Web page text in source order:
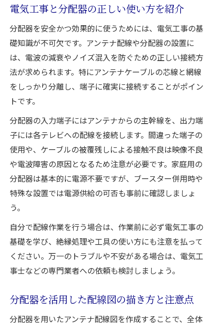
電気工事と分配器の正しい使い方を紹介
分配器を安全かつ効果的に使うためには、電気工事の基
礎知識が不可欠です。アンテナ配線や分配器の設置に
は、電波の減衰やノイズ混入を防ぐための正しい接続方
法が求められます。特にアンテナケーブルの芯線と網線
をしっかり分離し、端子に確実に接続することがポイン
トです。
分配器の入力端子にはアンテナからの主幹線を、出力端
子には各テレビへの配線を接続します。間違った端子の
使用や、ケーブルの被覆残しによる接触不良は映像不良
や電波障害の原因となるため注意が必要です。家庭用の
分配器は基本的に電源不要ですが、ブースター併用時や
特殊な設置では電源供給の可否も事前に確認しましょ
う。
自分で配線作業を行う場合は、作業前に必ず電気工事の
基礎を学び、絶縁処理や工具の使い方にも注意を払って
ください。万一のトラブルや不安がある場合は、電気工
事士などの専門業者への依頼も検討しましょう。
分配器を活用した配線図の描き方と注意点
分配器を用いたアンテナ配線図を作成することで、全体